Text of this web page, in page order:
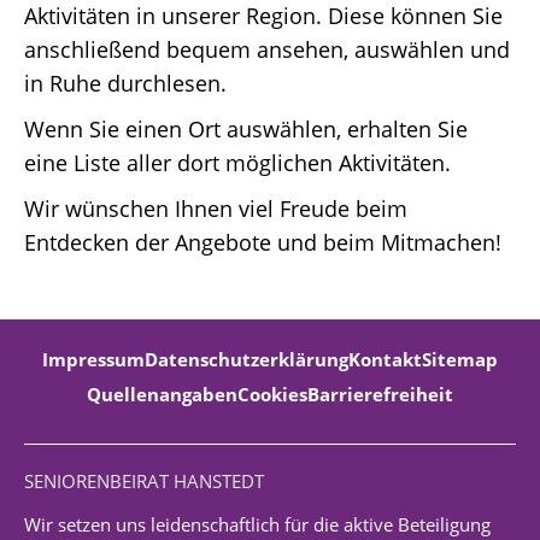
Aktivitäten in unserer Region. Diese können Sie
anschließend bequem ansehen, auswählen und
in Ruhe durchlesen.
Wenn Sie einen Ort auswählen, erhalten Sie
eine Liste aller dort möglichen Aktivitäten.
Wir wünschen Ihnen viel Freude beim
Entdecken der Angebote und beim Mitmachen!
ImpressumDatenschutzerklärungKontaktSitemap
QuellenangabenCookiesBarrierefreiheit
SENIORENBEIRAT HANSTEDT
Wir setzen uns leidenschaftlich für die aktive Beteiligung